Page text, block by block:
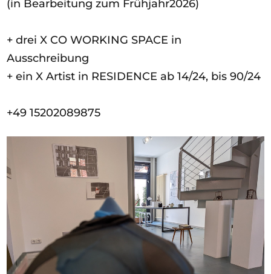
(in Bearbeitung zum Frühjahr2026)
+ drei X CO WORKING SPACE in
Ausschreibung
+ ein X Artist in RESIDENCE ab 14/24, bis 90/24
+49 15202089875